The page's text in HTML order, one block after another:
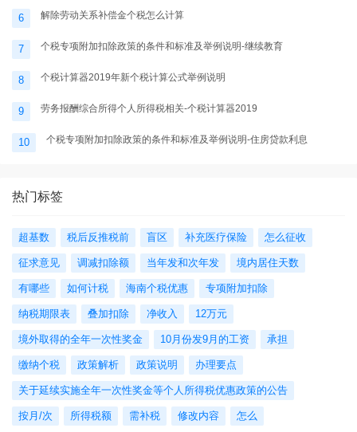
6 解除劳动关系补偿金个税怎么计算
7 个税专项附加扣除政策的条件和标准及举例说明-继续教育
8 个税计算器2019年新个税计算公式举例说明
9 劳务报酬综合所得个人所得税相关-个税计算器2019
10 个税专项附加扣除政策的条件和标准及举例说明-住房贷款利息
热门标签
超基数 税后反推税前 盲区 补充医疗保险 怎么征收
征求意见 调减扣除额 当年发和次年发 境内居住天数
有哪些 如何计税 海南个税优惠 专项附加扣除
纳税期限表 叠加扣除 净收入 12万元
境外取得的全年一次性奖金 10月份发9月的工资 承担
缴纳个税 政策解析 政策说明 办理要点
关于延续实施全年一次性奖金等个人所得税优惠政策的公告
按月/次 所得税额 需补税 修改内容 怎么